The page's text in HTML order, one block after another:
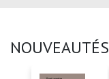
NOUVEAUTÉS